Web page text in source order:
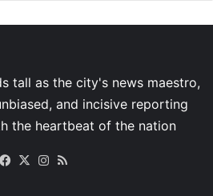
Facebook
X Instagram